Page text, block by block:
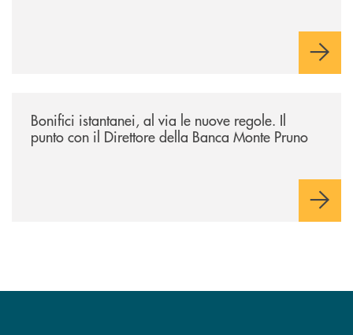
Bonifici istantanei, al via le nuove regole. Il
punto con il Direttore della Banca Monte Pruno